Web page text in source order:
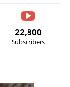
22,800
Subscribers